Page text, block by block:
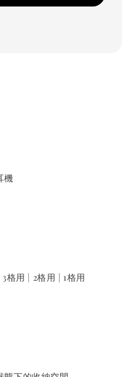
機
格用 | 2格用 | 1格用